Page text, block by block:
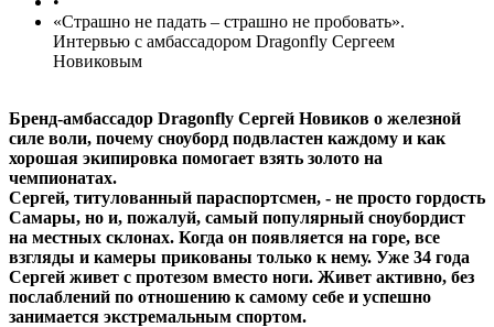
«Страшно не падать – страшно не пробовать».
Интервью с амбассадором Dragonfly Сергеем
Новиковым
Бренд-амбассадор Dragonfly Сергей Новиков о железной
силе воли, почему сноуборд подвластен каждому и как
хорошая экипировка помогает взять золото на
чемпионатах.
Сергей, титулованный параспортсмен, - не просто гордость
Самары, но и, пожалуй, самый популярный сноубордист
на местных склонах. Когда он появляется на горе, все
взгляды и камеры прикованы только к нему. Уже 34 года
Сергей живет с протезом вместо ноги. Живет активно, без
послаблений по отношению к самому себе и успешно
занимается экстремальным спортом.